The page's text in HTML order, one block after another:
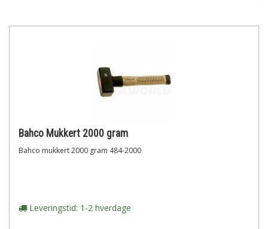
Bahco Mukkert 2000 gram
Bahco mukkert 2000 gram 484-2000
Leveringstid: 1-2 hverdage